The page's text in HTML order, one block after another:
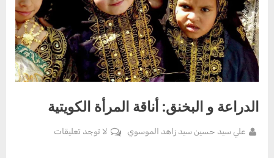
الدراعة و البخنق: أناقة المرأة الكويتية
By
علي سيد حسين سيد زاهد الموسوي لا توجد تعليقاتعلى